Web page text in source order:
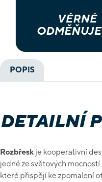
VĚRNÉ
POPIS
DETAILNÍ
Rozbřesk je kooperativní
jedné ze světových
které přispějí ke zpomalení